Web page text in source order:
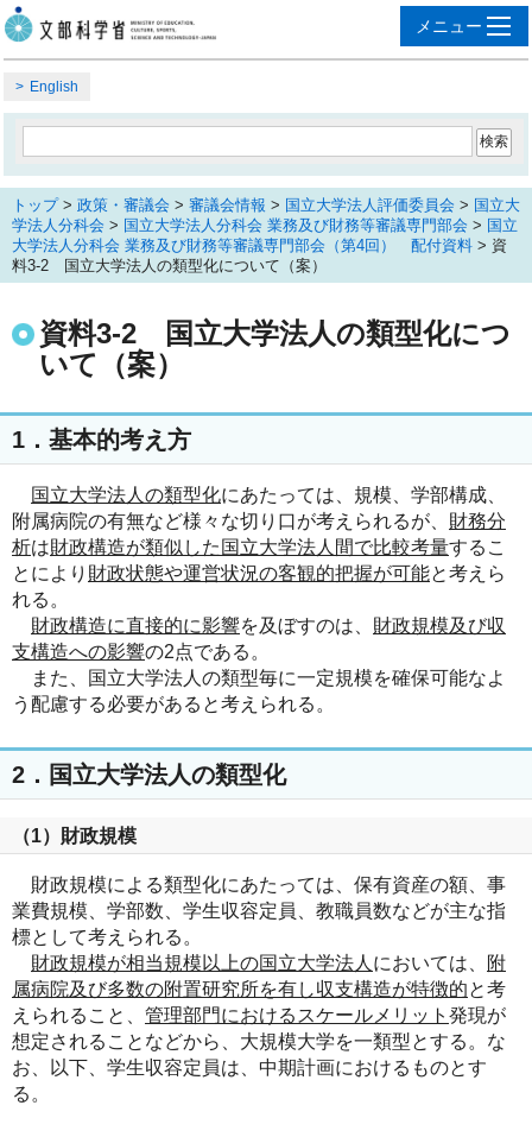
English
トップ> 政策・審議会 > 審議会情報 > 国立大学法人評価委員会 > 国立大
学法人分科会 > 国立大学法人分科会 業務及び財務等審議専門部会 > 国立
大学法人分科会 業務及び財務等審議専門部会（第4回） 配付資料 > 資
料3‐2 国立大学法人の類型化について（案）
資料3‐2 国立大学法人の類型化につ
いて（案）
1．基本的考え方
国立大学法人の類型化にあたっては、規模、学部構成、
附属病院の有無など様々な切り口が考えられるが、 財務分
析は財政構造が類似した国立大学法人間で比較考量するこ
とにより 財政状態や運営状況の客観的把握が可能と考えら
れる。
財政構造に直接的に影響を及ぼすのは、 財政規模及び収
支構造への影響の2点である。
また、国立大学法人の類型毎に一定規模を確保可能なよ
う配慮する必要があると考えられる。
2．国立大学法人の類型化
（1）財政規模
財政規模による類型化にあたっては、保有資産の額、事
業費規模、学部数、学生収容定員、教職員数などが主な指
標として考えられる。
財政規模が相当規模以上の国立大学法人 においては、
附
属病院及び多数の附置研究所を有し収支構造が特徴的と考
えられること、 管理部門におけるスケールメリット 発現が
想定されることなどから、大規模大学を一類型とする。な
お、以下、学生収容定員は、中期計画におけるものとす
る。